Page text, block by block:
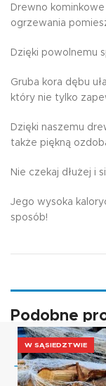
Drewno
ogrzewania
Dzięki powolnemu
Gruba kora dębu
który nie tylko
Dzięki naszemu
także piękną
Nie czekaj dłużej i
Jego wysoka
sposób!
Podobne
W SĄSIEDZTWIE
SZYBKA
Kurierem,